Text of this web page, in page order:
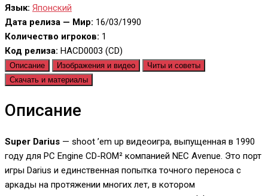
Язык: Японский
Дата релиза — Мир: 16/03/1990
Количество игроков: 1
Код релиза: HACD0003 (CD)
Описание Изображения и видео
Читы и советы
Скачать и материалы
Описание
Super Darius — shoot ’em up видеоигра, выпущенная в 1990
году для PC Engine CD-ROM² компанией NEC Avenue. Это порт
игры Darius и единственная попытка точного переноса с
аркады на протяжении многих лет, в котором